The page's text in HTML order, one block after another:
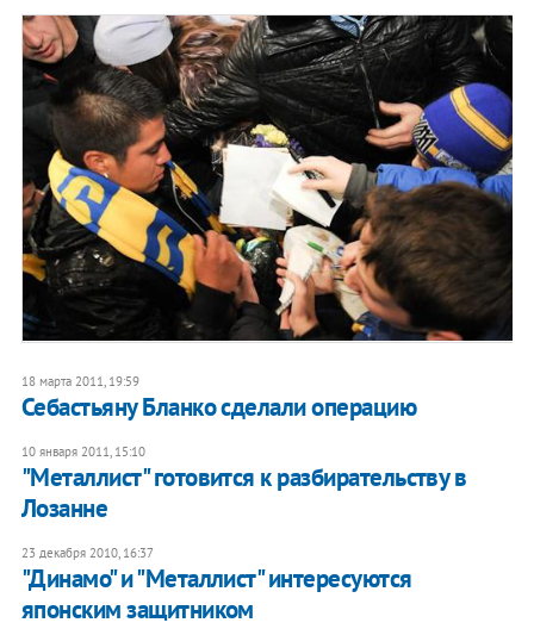
18 марта 2011, 19:59
Себастьяну Бланко сделали операцию
10 января 2011, 15:10
"Металлист" готовится к разбирательству в
Лозанне
23 декабря 2010, 16:37
"Динамо" и "Металлист" интересуются
японским защитником